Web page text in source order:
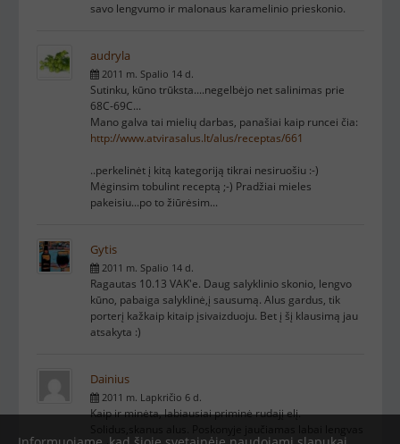
savo lengvumo ir malonaus karamelinio prieskonio.
audryla
2011 m. Spalio 14 d.
Sutinku, kūno trūksta....negelbėjo net salinimas prie
68C-69C...
Mano galva tai mielių darbas, panašiai kaip runcei čia:
http://www.atvirasalus.lt/alus/receptas/661
..perkelinėt į kitą kategoriją tikrai nesiruošiu :-)
Mėginsim tobulint receptą ;-) Pradžiai mieles
pakeisiu...po to žiūrėsim...
Gytis
2011 m. Spalio 14 d.
Ragautas 10.13 VAK'e. Daug salyklinio skonio, lengvo
kūno, pabaiga salyklinė,į sausumą. Alus gardus, tik
porterį kažkaip kitaip įsivaizduoju. Bet į šį klausimą jau
atsakyta :)
Dainius
2011 m. Lapkričio 6 d.
Kaip ir minėta, labiausiai priminė rudajį elį.